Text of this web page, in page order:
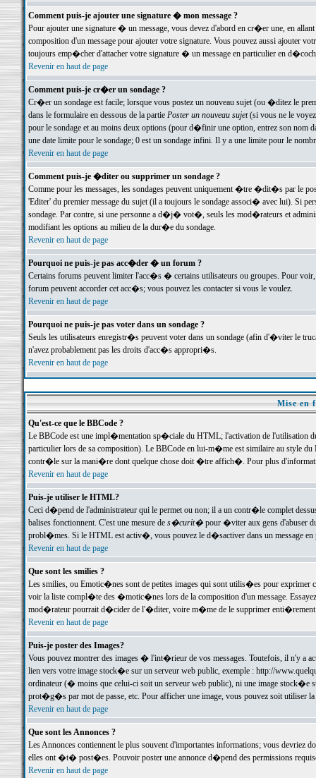
Comment puis-je ajouter une signature � mon message ?
Pour ajouter une signature � un message, vous devez d'abord en cr�er une, en
composition d'un message pour ajouter votre signature. Vous pouvez aussi ajouter
toujours emp�cher d'attacher votre signature � un message en particulier en
Revenir en haut de page
Comment puis-je cr�er un sondage ?
Cr�er un sondage est facile; lorsque vous postez un nouveau sujet (ou �ditez le
dans le formulaire en dessous de la partie Poster un nouveau sujet(si vous ne le voyez
pour le sondage et au moins deux options (pour d�finir une option, entrez son nom
une date limite pour le sondage; 0 est un sondage infini. Il y a une limite pour le
Revenir en haut de page
Comment puis-je �diter ou supprimer un sondage ?
Comme pour les messages, les sondages peuvent uniquement �tre �dit�s par le
'Editer' du premier message du sujet (il a toujours le sondage associ� avec lui). Si
sondage. Par contre, si une personne a d�j� vot�, seuls les mod�rateurs et
modifiant les options au milieu de la dur�e du sondage.
Revenir en haut de page
Pourquoi ne puis-je pas acc�der � un forum ?
Certains forums peuvent limiter l'acc�s � certains utilisateurs ou groupes. Pour
forum peuvent accorder cet acc�s; vous pouvez les contacter si vous le voulez.
Revenir en haut de page
Pourquoi ne puis-je pas voter dans un sondage ?
Seuls les utilisateurs enregistr�s peuvent voter dans un sondage (afin d'�viter le
n'avez probablement pas les droits d'acc�s appropri�s.
Revenir en haut de page
Mise en
Qu'est-ce que le BBCode ?
Le BBCode est une impl�mentation sp�ciale du HTML; l'activation de l'utilisation
particulier lors de sa composition). Le BBCode en lui-m�me est similaire au style
contr�le sur la mani�re dont quelque chose doit �tre affich�. Pour plus
Revenir en haut de page
Puis-je utiliser le HTML?
Ceci d�pend de l'administrateur qui le permet ou non; il a un contr�le complet
balises fonctionnent. C'est une mesure de s�curit�pour �viter aux gens d'abuser
probl�mes. Si le HTML est activ�, vous pouvez le d�sactiver dans un message en
Revenir en haut de page
Que sont les smilies ?
Les smilies, ou Emotic�nes sont de petites images qui sont utilis�es pour exprimer
voir la liste compl�te des �motic�nes lors de la composition d'un message.
mod�rateur pourrait d�cider de l'�diter, voire m�me de le supprimer
Revenir en haut de page
Puis-je poster des Images?
Vous pouvez montrer des images � l'int�rieur de vos messages. Toutefois, il n'y a
lien vers votre image stock�e sur un serveur web public, exemple : http://
ordinateur (� moins que celui-ci soit un serveur web public), ni une image stock�e
prot�g�s par mot de passe, etc. Pour afficher une image, vous pouvez soit
Revenir en haut de page
Que sont les Annonces ?
Les Annonces contiennent le plus souvent d'importantes informations; vous devriez
elles ont �t� post�es. Pouvoir poster une annonce d�pend des permissions
Revenir en haut de page